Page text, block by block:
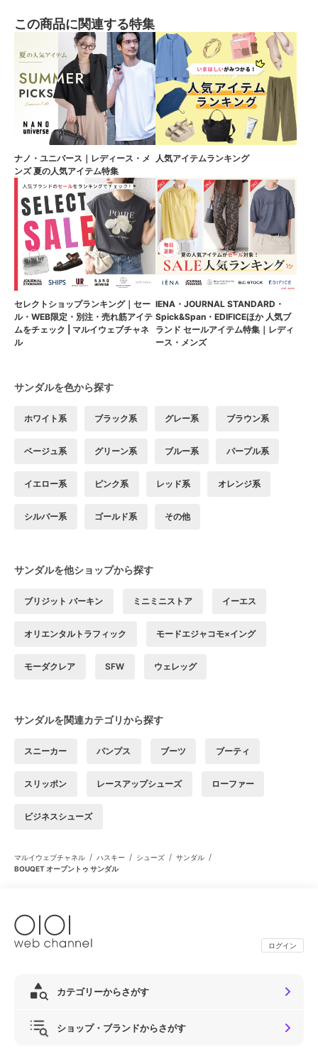
この商品に関連する特集
ナノ・ユニバース｜レディース・メ
ンズ 夏の人気アイテム特集
人気アイテムランキング
セレクトショップランキング｜セー
ル・WEB限定・別注・売れ筋アイテ
ムをチェック | マルイウェブチャネ
ル
IENA・JOURNAL STANDARD・
Spick&Span・EDIFICEほか 人気ブ
ランド セールアイテム特集｜レディ
ース・メンズ
サンダルを色から探す
ホワイト系 ブラック系 グレー系 ブラウン系
ベージュ系 グリーン系 ブルー系 パープル系
イエロー系 ピンク系 レッド系 オレンジ系
シルバー系 ゴールド系 その他
サンダルを他ショップから探す
ブリジット バーキン ミニミニストア イーエス
オリエンタルトラフィック モードエジャコモ×イング
モーダクレア SFW ウェレッグ
サンダルを関連カテゴリから探す
スニーカー パンプス ブーツ ブーティ
スリッポン レースアップシューズ ローファー
ビジネスシューズ
マルイウェブチャネル / ハスキー / シューズ / サンダル /
BOUQET オープントゥ サンダル
ログイン
カテゴリーからさがす
ショップ・ブランドからさがす